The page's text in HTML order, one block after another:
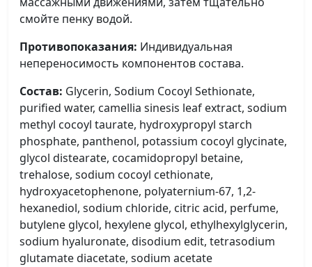
смойте пенку водой.
Противопоказания: Индивидуальная
непереносимость компонентов состава.
Состав: Glycerin, Sodium Cocoyl Sethionate,
purified water, camellia sinesis leaf extract, sodium
methyl cocoyl taurate, hydroxypropyl starch
phosphate, panthenol, potassium cocoyl glycinate,
glycol distearate, cocamidopropyl betaine,
trehalose, sodium cocoyl cethionate,
hydroxyacetophenone, polyaternium-67, 1,2-
hexanediol, sodium chloride, citric acid, perfume,
butylene glycol, hexylene glycol, ethylhexylglycerin,
sodium hyaluronate, disodium edit, tetrasodium
glutamate diacetate, sodium acetate